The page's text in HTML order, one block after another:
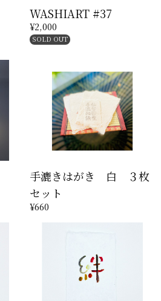
WASHIART #37
¥2,000
SOLD OUT
手漉きはがき 白 ３枚
セット
¥660